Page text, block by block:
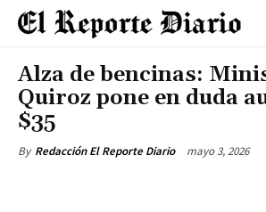
Alza de bencinas:
Quiroz pone en duda
$35
By Redacción El Reporte Diario mayo 3, 2026